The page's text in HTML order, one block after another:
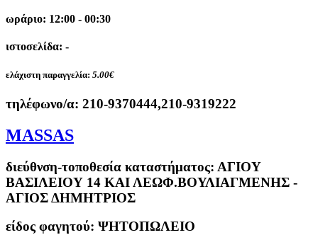
ωράριο: 12:00 - 00:30
ιστοσελίδα: -
ελάχιστη παραγγελία: 5.00€
τηλέφωνο/α: 210-9370444,210-9319222
MASSAS
διεύθνση-τοποθεσία καταστήματος: ΑΓΙΟΥ
ΒΑΣΙΛΕΙΟΥ 14 ΚΑΙ ΛΕΩΦ.ΒΟΥΛΙΑΓΜΕΝΗΣ -
ΑΓΙΟΣ ΔΗΜΗΤΡΙΟΣ
είδος φαγητού: ΨΗΤΟΠΩΛΕΙΟ